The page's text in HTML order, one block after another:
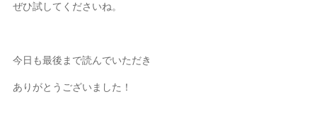
ぜひ試してくださいね。
今日も最後まで読んでいただき
ありがとうございました！